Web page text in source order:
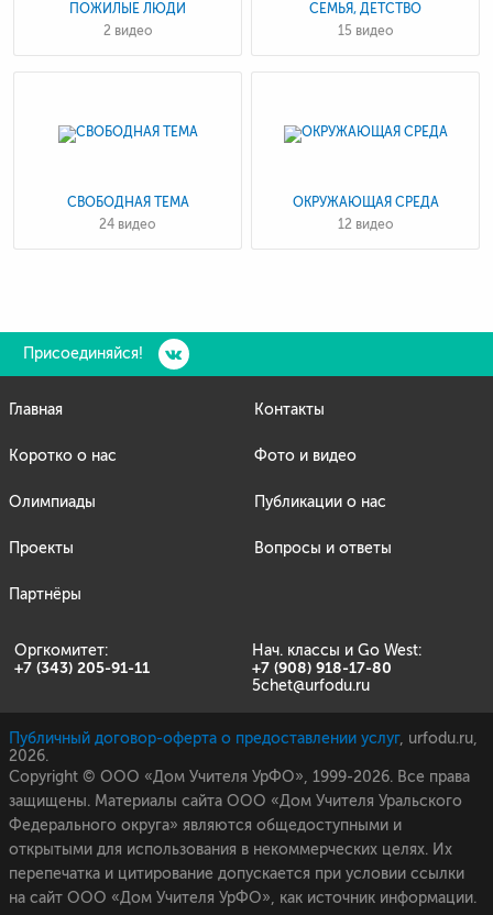
ПОЖИЛЫЕ ЛЮДИ
2 видео
СЕМЬЯ, ДЕТСТВО
15 видео
СВОБОДНАЯ ТЕМА
24 видео
ОКРУЖАЮЩАЯ СРЕДА
12 видео
Присоединяйся!
Главная
Коротко о нас
Олимпиады
Проекты
Партнёры
Контакты
Фото и видео
Публикации о нас
Вопросы и ответы
Оргкомитет: Нач. классы и Go West:
+7 (343) 205-91-11 +7 (908) 918-17-80
5chet@urfodu.ru
Публичный договор-оферта о предоставлении услуг, urfodu.ru,
2026.
Copyright © ООО «Дом Учителя УрФО», 1999-2026. Все права
защищены. Материалы сайта ООО «Дом Учителя Уральского
Федерального округа» являются общедоступными и
открытыми для использования в некоммерческих целях. Их
перепечатка и цитирование допускается при условии ссылки
на сайт ООО «Дом Учителя УрФО», как источник информации.